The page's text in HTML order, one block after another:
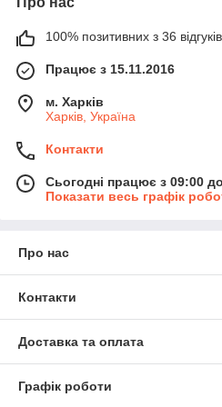
100% позитивних з 36
Працює з 15.11.2016
м. Харків
Харків, Україна
Контакти
Сьогодні працює з 09:00
Показати весь графік
Про нас
Контакти
Доставка та оплата
Графік роботи